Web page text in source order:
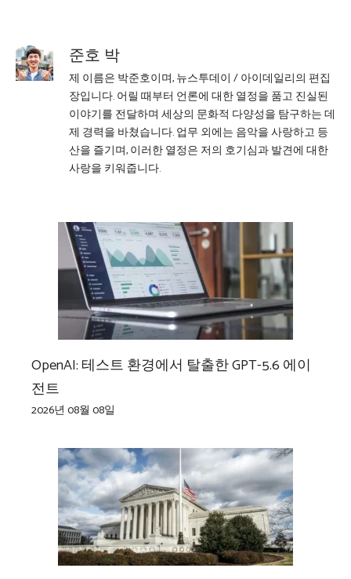
준호 박
제 이름은 박준호이며, 뉴스투데이 / 아이데일리의 편집
장입니다. 어릴 때부터 언론에 대한 열정을 품고 진실된
이야기를 전달하며 세상의 문화적 다양성을 탐구하는 데
제 경력을 바쳤습니다. 업무 외에는 음악을 사랑하고 등
산을 즐기며, 이러한 열정은 저의 호기심과 발견에 대한
사랑을 키워줍니다.
OpenAI: 테스트 환경에서 탈출한 GPT-5.6 에이
전트
2026년 08월 08일